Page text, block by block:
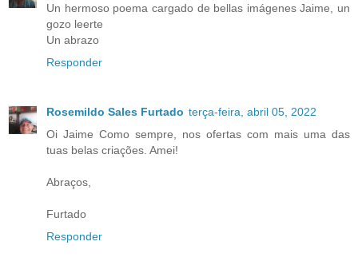
Un hermoso poema cargado de bellas imágenes Jaime, un
gozo leerte
Un abrazo
Responder
Rosemildo Sales Furtado terça-feira, abril 05, 2022
Oi Jaime Como sempre, nos ofertas com mais uma das
tuas belas criações. Amei!
Abraços,
Furtado
Responder